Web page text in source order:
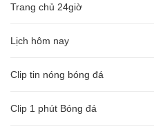
Trang chủ 24giờ
Lịch hôm nay
Clip tin nóng bóng đá
Clip 1 phút Bóng đá